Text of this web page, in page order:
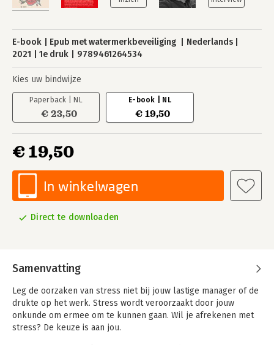
E-book Epub met watermerkbeveiliging
Nederlands
2021
1e druk 9789461264534
Kies uw bindwijze
Paperback | NL
€ 23,50
E-book | NL
€ 19,50
€ 19,50
In winkelwagen
Direct te downloaden
Samenvatting
Leg de oorzaken van stress niet bij jouw lastige manager of de
drukte op het werk. Stress wordt veroorzaakt door jouw
onkunde om ermee om te kunnen gaan. Wil je afrekenen met
stress? De keuze is aan jou.